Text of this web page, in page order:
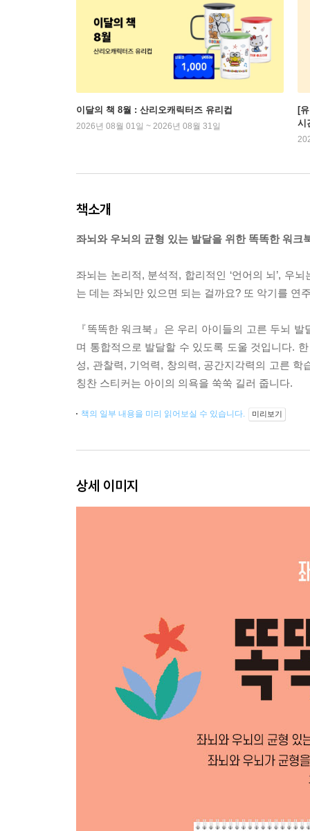
이달의 책 8월 : 산리오캐릭터즈 유리컵
2026년 08월 01일 ~ 2026년 08월 31일
[
시
책소개
좌뇌와 우뇌의 균형 있는 발달을 위한 똑똑한 워크
좌뇌는 논리적, 분석적, 합리적인 ‘언어의 뇌’, 우
는 데는 좌뇌만 있으면 되는 걸까요? 또 악기를 연
『똑똑한 워크북』은 우리 아이들의 고른 두뇌
며 통합적으로 발달할 수 있도록 도울 것입니다.
성, 관찰력, 기억력, 창의력, 공간지각력의 고른
칭찬 스티커는 아이의 의욕을 쑥쑥 길러 줍니다.
책의 일부 내용을 미리 읽어보실 수 있습니다. 미리보기
상세 이미지